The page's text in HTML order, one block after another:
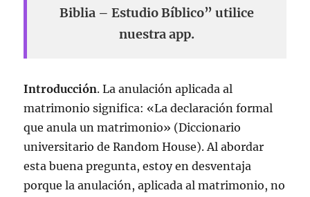
Biblia – Estudio Bíblico” utilice
nuestra app.
Introducción. La anulación aplicada al
matrimonio significa: «La declaración formal
que anula un matrimonio» (Diccionario
universitario de Random House). Al abordar
esta buena pregunta, estoy en desventaja
porque la anulación, aplicada al matrimonio, no